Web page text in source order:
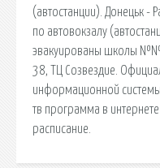
(автостанции). Донецьк -
по автовокзалу
эвакуированы школы
38, ТЦ Созвездие.
информационной
тв программа в
расписание.